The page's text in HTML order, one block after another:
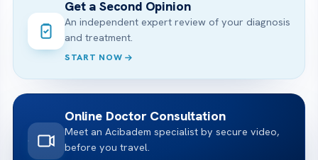
Get a Second Opinion
An independent expert review of your diagnosis
and treatment.
START NOW
Online Doctor Consultation
Meet an Acibadem specialist by secure video,
before you travel.